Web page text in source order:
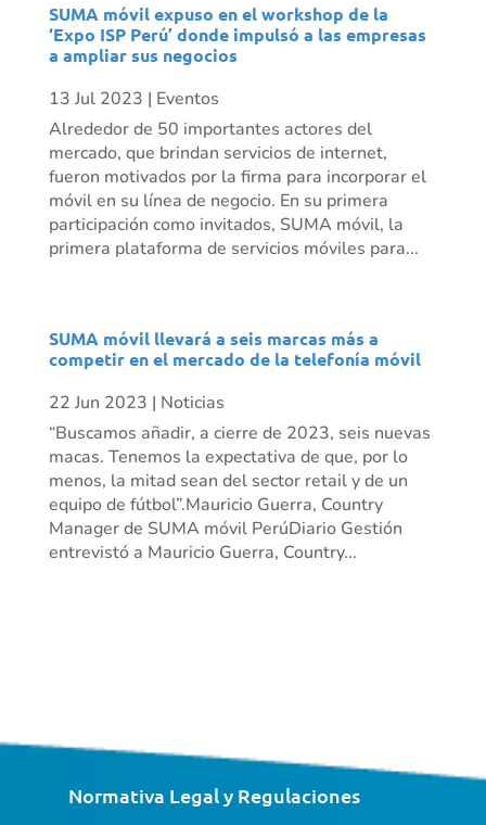
SUMA móvil expuso en el workshop de la
‘Expo ISP Perú’ donde impulsó a las empresas
a ampliar sus negocios
13 Jul 2023 | Eventos
Alrededor de 50 importantes actores del
mercado, que brindan servicios de internet,
fueron motivados por la firma para incorporar el
móvil en su línea de negocio. En su primera
participación como invitados, SUMA móvil, la
primera plataforma de servicios móviles para...
SUMA móvil llevará a seis marcas más a
competir en el mercado de la telefonía móvil
22 Jun 2023 | Noticias
“Buscamos añadir, a cierre de 2023, seis nuevas
macas. Tenemos la expectativa de que, por lo
menos, la mitad sean del sector retail y de un
equipo de fútbol”.Mauricio Guerra, Country
Manager de SUMA móvil PerúDiario Gestión
entrevistó a Mauricio Guerra, Country...
Normativa Legal y Regulaciones